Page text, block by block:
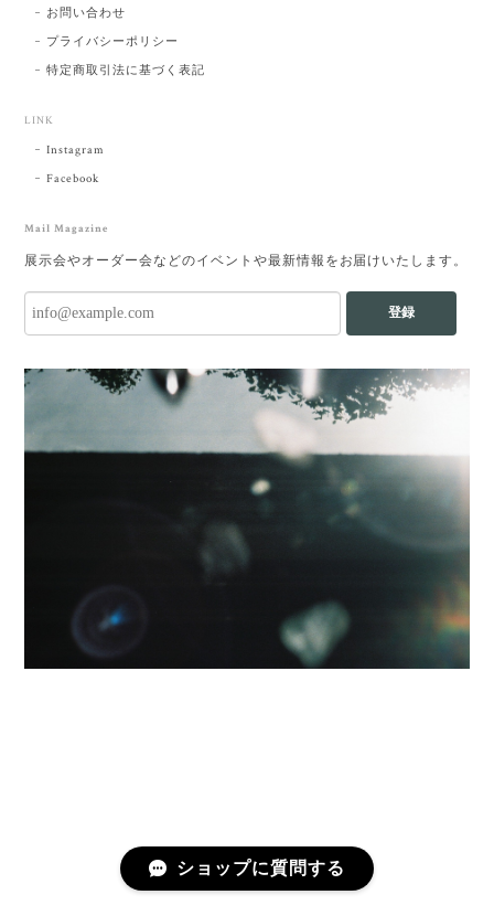
お問い合わせ
プライバシーポリシー
特定商取引法に基づく表記
LINK
Instagram
Facebook
Mail Magazine
展示会やオーダー会などのイベントや最新情報をお届けいたします。
登録
ショップに質問する